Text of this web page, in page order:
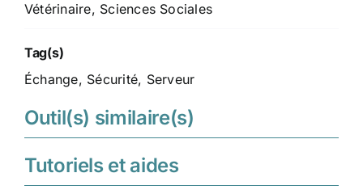
Vétérinaire, Sciences Sociales
Tag(s)
Échange, Sécurité, Serveur
Outil(s) similaire(s)
Tutoriels et aides